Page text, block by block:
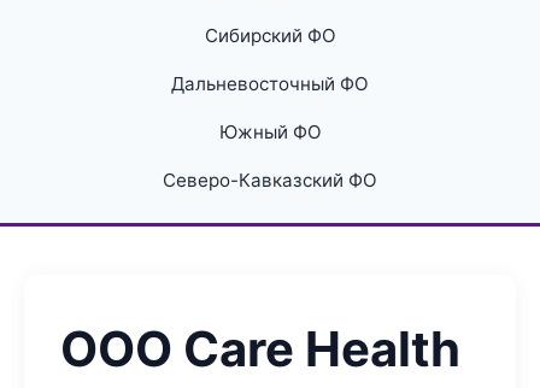
Сибирский ФО
Дальневосточный ФО
Южный ФО
Северо-Кавказский ФО
ООО Care Health